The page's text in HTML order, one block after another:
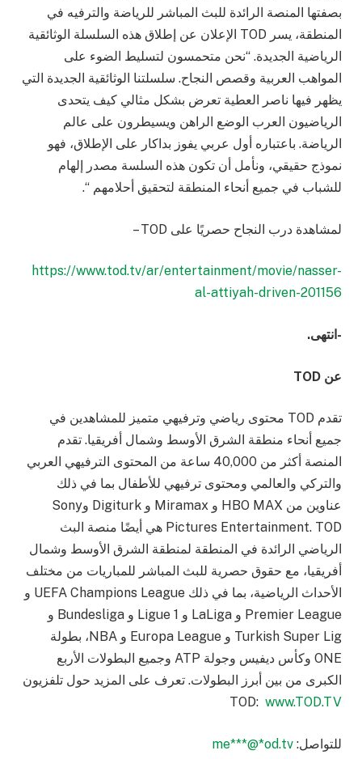
بصفتها المنصة الرائدة للبث المباشر للرياضة والترفيه في
المنطقة، يسر TOD الإعلان عن إطلاق هذه السلسلة الوثائقية
الرياضية الجديدة. “نحن متحمسون لتسليط الضوء على
المواهب العربية وقصص النجاح. سلسلتنا الوثائقية الجديدة التي
يظهر فيها ناصر العطية تعرض بشكل مثالي كيف يتحدى
الرياضيون العرب الوضع الراهن ويسيطرون على عالم
الرياضة. باعتباره أول عربي يفوز بداكار على الإطلاق، فهو
نموذج حقيقي، ونأمل أن تكون هذه السلسة مصدر إلهام
للشباب في جميع أنحاء المنطقة لتحقيق أحلامهم “.
لمشاهدة درب النجاح حصريًا على TOD –
https://www.tod.tv/ar/entertainment/movie/nasser-
al-attiyah-driven-201156
-انتهى.
عن TOD
تقدم TOD محتوى رياضي وترفيهي متميز للمشاهدين في
جميع أنحاء منطقة الشرق الأوسط وشمال أفريقيا. تقدم
المنصة أكثر من 40,000 ساعة من المحتوى الترفيهي العربي
والتركي والعالمي ومحتوى ترفيهي للأطفال بما في ذلك
عناوين من HBO MAX و Miramax و Digiturk وSony
Pictures Entertainment. TOD هي أيضًا منصة البث
الرياضي الرائدة في المنطقة لمنطقة الشرق الأوسط وشمال
أفريقيا، مع حقوق حصرية للبث المباشر للمباريات من مختلف
الأحداث الرياضية، بما في ذلك UEFA Champions League و
Premier League و LaLiga و Ligue 1 و Bundesliga و
Turkish Super Lig و Europa League و NBA، بطولة
ONE وكأس ديفيس وجولة ATP وجميع البطولات الأربع
الكبرى من بين أبرز البطولات. تعرف على المزيد حول تلفزيون
TOD: www.TOD.TV
للتواصل: me***@*od.tv